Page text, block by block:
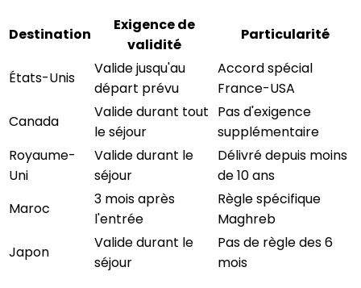
Destination
Exigence de
validité
Particularité
États-Unis
Valide jusqu'au
départ prévu
Accord spécial
France-USA
Canada
Valide durant tout
le séjour
Pas d'exigence
supplémentaire
Royaume-
Uni
Valide durant le
séjour
Délivré depuis moins
de 10 ans
Maroc
3 mois après
l'entrée
Règle spécifique
Maghreb
Japon
Valide durant le
séjour
Pas de règle des 6
mois